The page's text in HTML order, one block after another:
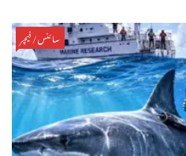
سائنس/فیچر